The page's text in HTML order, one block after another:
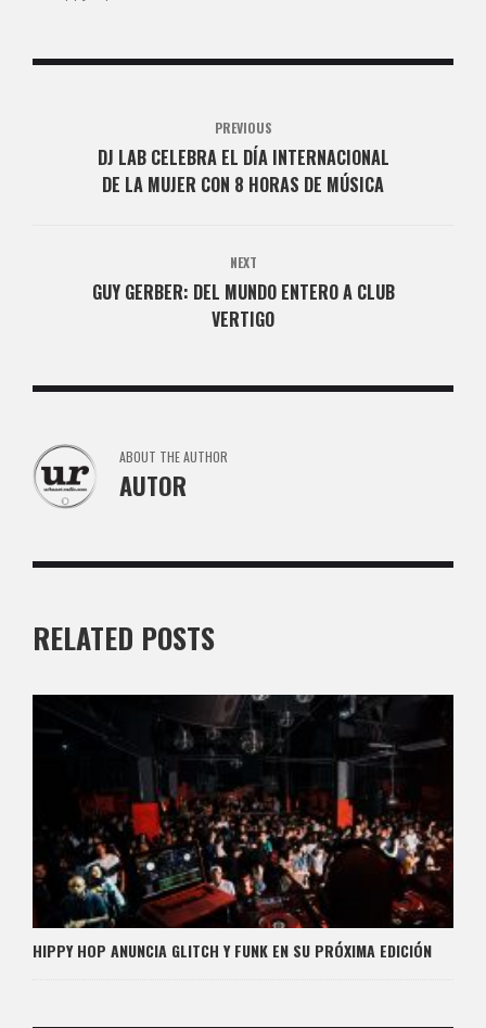
PREVIOUS
DJ LAB CELEBRA EL DÍA INTERNACIONAL
DE LA MUJER CON 8 HORAS DE MÚSICA
NEXT
GUY GERBER: DEL MUNDO ENTERO A CLUB
VERTIGO
ABOUT THE AUTHOR
AUTOR
RELATED POSTS
HIPPY HOP ANUNCIA GLITCH Y FUNK EN SU PRÓXIMA EDICIÓN